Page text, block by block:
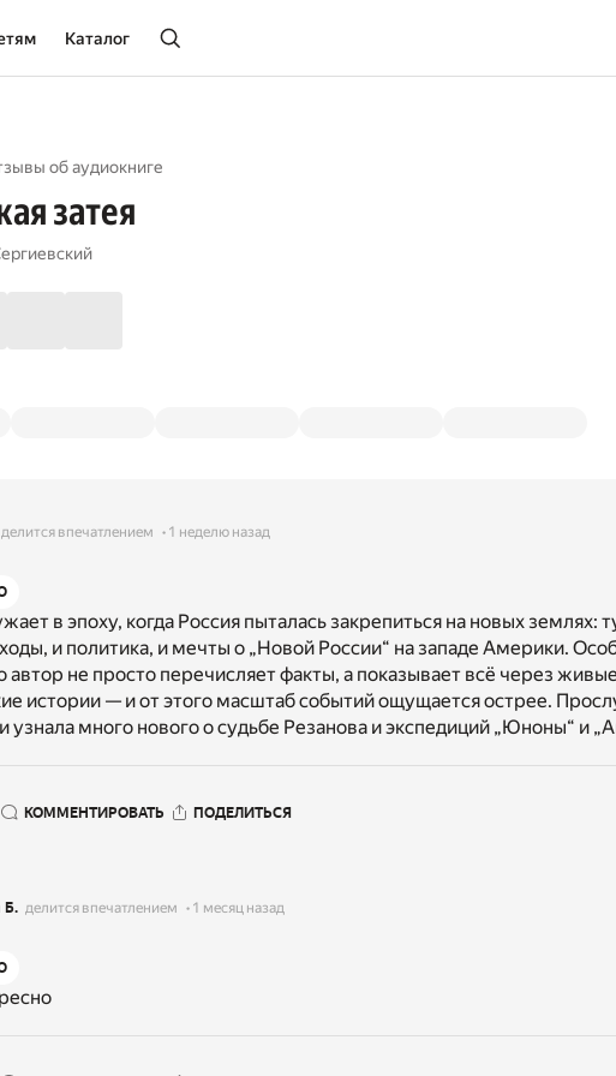
Каталог
об aудиокниге
затея
делится впечатлением 1 неделю назад
в эпоху, когда Россия пыталась закрепиться на новых землях:
и политика, и мечты о „Новой России“ на западе Америки.
автор не просто перечисляет факты, а показывает всё через живые
истории — и от этого масштаб событий ощущается острее.
узнала много нового о судьбе Резанова и экспедиций „Юноны“ и
КОММЕНТИРОВАТЬ ПОДЕЛИТЬСЯ
Б. делится впечатлением 1 месяц назад